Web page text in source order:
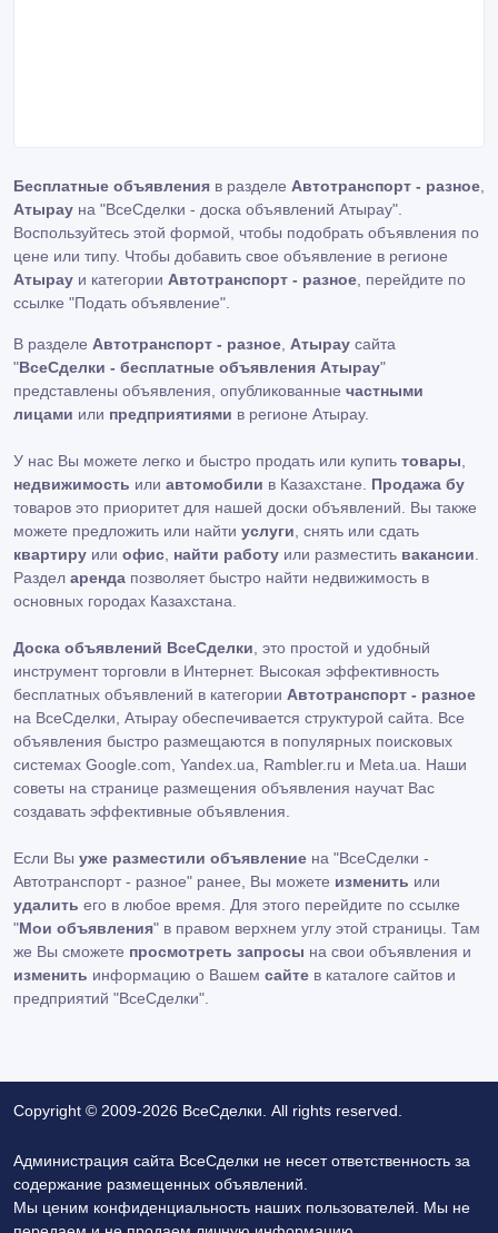
Бесплатные объявления в разделе Автотранспорт - разное
Атырау на "ВсеСделки - доска объявлений Атырау".
Воспользуйтесь этой формой, чтобы подобрать объявления по
цене или типу. Чтобы добавить свое объявление в регионе
Атырау и категории Автотранспорт - разное , перейдите по
ссылке "Подать объявление"
В разделе Автотранспорт - разное Атырау сайта
"ВсеСделки - бесплатные объявления Атырау"
представлены объявления, опубликованные частными
лицами или предприятиями в регионе Атырау.
У нас Вы можете легко и быстро продать или купить товары
недвижимость или автомобили в Казахстане. Продажа бу
товаров это приоритет для нашей доски объявлений. Вы также
можете предложить или найти услуги , снять или сдать
квартиру или офис найти работу или разместить вакансии
Раздел аренда позволяет быстро найти недвижимость в
основных городах Казахстана.
Доска объявлений ВсеСделки , это простой и удобный
инструмент торговли в Интернет. Высокая эффективность
бесплатных объявлений в категории Автотранспорт - разное
на ВсеСделки, Атырау обеспечивается структурой сайта. Все
объявления быстро размещаются в популярных поисковых
системах Google.com, Yandex.ua, Rambler.ru и Meta.ua. Наши
советы на странице размещения объявления научат Вас
создавать эффективные объявления.
Если Вы уже разместили объявление на "ВсеСделки -
Автотранспорт - разное" ранее, Вы можете изменить или
удалить его в любое время. Для этого перейдите по ссылке
"Мои объявления" в правом верхнем углу этой страницы. Там
же Вы сможете просмотреть запросы на свои объявления и
изменить информацию о Вашем сайте в каталоге сайтов и
предприятий "ВсеСделки".
Copyright © 2009-2026 ВсеСделки. All rights reserved.
Администрация сайта ВсеСделки не несет ответственность за
содержание размещенных объявлений.
Мы ценим конфиденциальность наших пользователей. Мы не